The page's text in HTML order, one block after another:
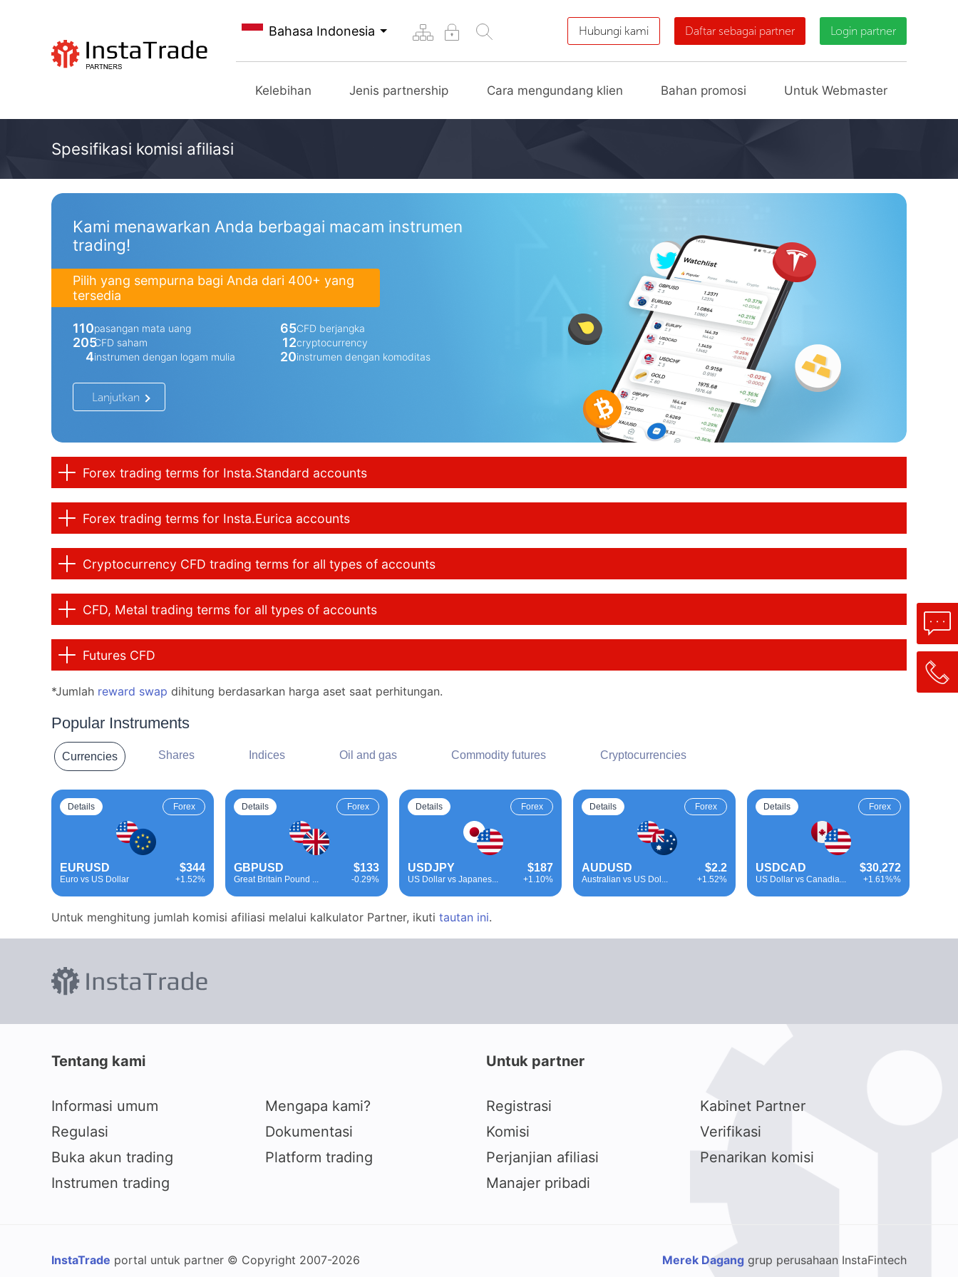
Bahasa Indonesia Hubungi kami Daftar sebagai partner Login partner
Kelebihan Jenis partnership Cara mengundang klien Bahan promosi Untuk Webmaster
Spesifikasi komisi afiliasi
Kami menawarkan Anda berbagai macam instrumen
trading!
Pilih yang sempurna bagi Anda dari 400+ yang
tersedia
110pasangan mata uang
205CFD saham
4instrumen dengan logam mulia
65CFD berjangka
12cryptocurrency
20instrumen dengan komoditas
Lanjutkan
Forex trading terms for Insta.Standard accounts
Forex trading terms for Insta.Eurica accounts
Cryptocurrency CFD trading terms for all types of accounts
CFD, Metal trading terms for all types of accounts
Futures CFD
*Jumlah reward swap dihitung berdasarkan harga aset saat perhitungan.
Popular Instruments
Currencies Shares Indices Oil and gas Commodity futures Cryptocurrencies
Details Forex
EURUSD
Euro vs US Dollar
$344
+1.52%
Details Forex
GBPUSD
Great Britain Pound ...
$133
-0.29%
Details Forex
USDJPY
US Dollar vs Japanes...
$187
+1.10%
Details Forex
AUDUSD
Australian vs US Dol...
$2.2
+1.52%
Details Forex
USDCAD
US Dollar vs Canadia...
$30,272
+1.61%%
Untuk menghitung jumlah komisi afiliasi melalui kalkulator Partner, ikuti tautan ini.
Tentang kami
Informasi umum
Mengapa kami?
Regulasi
Dokumentasi
Buka akun trading
Platform trading
Instrumen trading
Untuk partner
Registrasi
Kabinet Partner
Komisi
Verifikasi
Perjanjian afiliasi
Penarikan komisi
Manajer pribadi
InstaTrade portal untuk partner © Copyright 2007-2026 Merek Dagang grup perusahaan InstaFintech